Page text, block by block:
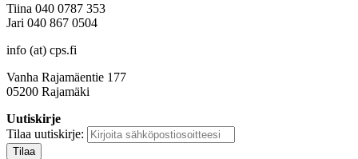
Tiina 040 0787 353
Jari 040 867 0504
info (at) cps.fi
Vanha Rajamäentie 177
05200 Rajamäki
Uutiskirje
Tilaa uutiskirje:
Tilaa